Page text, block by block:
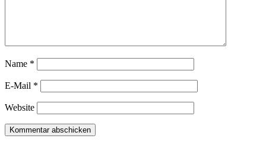
Name *
E-Mail *
Website